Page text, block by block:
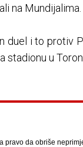
na Mundijalima.
duel i to protiv
stadionu u
pravo da obriše